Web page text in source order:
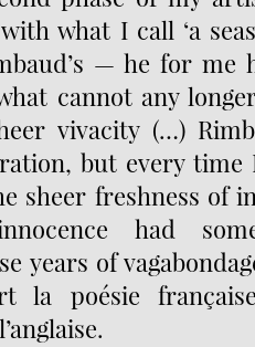
what I call ‘a
— he for me
cannot any
vivacity (…)
but every
sheer freshness of
had
years of
la poésie